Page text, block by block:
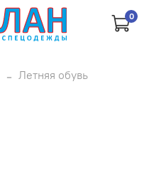
0
Летняя обувь